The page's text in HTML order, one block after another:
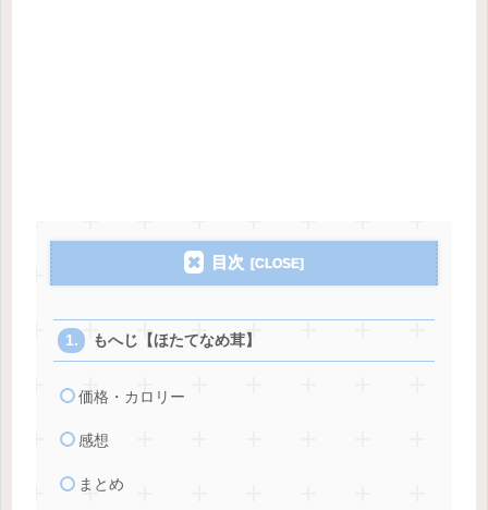
目次
もへじ【ほたてなめ茸】
価格・カロリー
感想
まとめ